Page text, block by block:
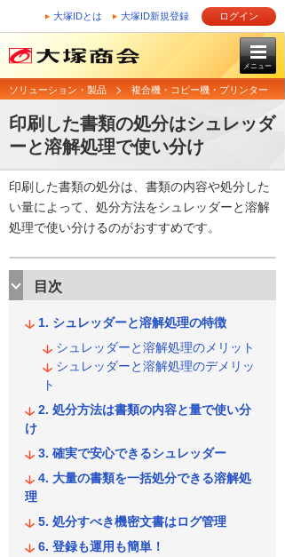
大塚IDとは 大塚ID新規登録 ログイン
メニュー
ソリューション・製品 複合機・コピー機・プリンター
印刷した書類の処分はシュレッダ
ーと溶解処理で使い分け
印刷した書類の処分は、書類の内容や処分した
い量によって、処分方法をシュレッダーと溶解
処理で使い分けるのがおすすめです。
目次
シュレッダーと溶解処理の特徴
シュレッダーと溶解処理のメリット
シュレッダーと溶解処理のデメリッ
ト
処分方法は書類の内容と量で使い分
け
確実で安心できるシュレッダー
大量の書類を一括処分できる溶解処
理
処分すべき機密文書はログ管理
登録も運用も簡単！